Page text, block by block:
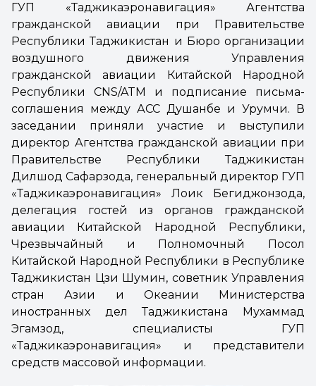
ГУП «Таджикаэронавигация» Агентства
гражданской авиации при Правительстве
Республики Таджикистан и Бюро организации
воздушного движения Управления
гражданской авиации Китайской Народной
Республики CNS/ATM и подписание письма-
соглашения между АСС Душанбе и Урумчи. В
заседании приняли участие и выступили
директор Агентства гражданской авиации при
Правительстве Республики Таджикистан
Дилшод Сафарзода, генеральный директор ГУП
«Таджикаэронавигация» Лоик Бегиджонзода,
делегация гостей из органов гражданской
авиации Китайской Народной Республики,
Чрезвычайный и Полномочный Посол
Китайской Народной Республики в Республике
Таджикистан Цзи Шумин, советник Управления
стран Азии и Океании Министерства
иностранных дел Таджикистана Мухаммад
Эгамзод, специалисты ГУП
«Таджикаэронавигация» и представители
средств массовой информации.